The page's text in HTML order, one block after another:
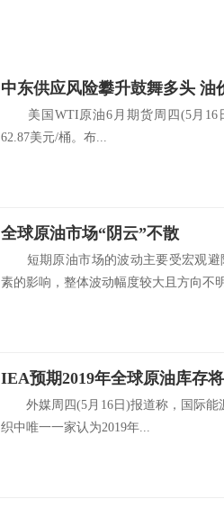
中东供应风险攀升鼓舞多头 油
美国WTI原油6月期货周四(5月16
62.87美元/桶。布...
全球原油市场“阴云”不散
短期原油市场的波动主要受宏观避
素的影响，整体波动幅度较大且方向不
外媒周四(5月16日)报道称，国际能
织中唯一一家认为2019年...